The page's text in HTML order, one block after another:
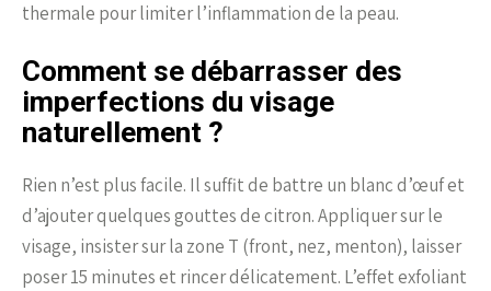
thermale pour limiter l’inflammation de la peau.
Comment se débarrasser des
imperfections du visage
naturellement ?
Rien n’est plus facile. Il suffit de battre un blanc d’œuf et
d’ajouter quelques gouttes de citron. Appliquer sur le
visage, insister sur la zone T (front, nez, menton), laisser
poser 15 minutes et rincer délicatement. L’effet exfoliant